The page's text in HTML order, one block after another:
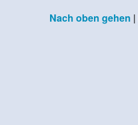
Nach oben gehen |